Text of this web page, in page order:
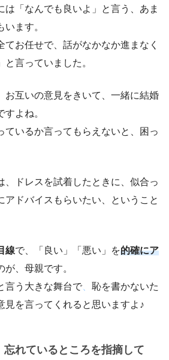
は「なんでも良いよ」と言う、あま
ます。
てお任せで、話がなかなか進まなく
言っていました。
お互いの意見をきいて、一緒に結婚
よね。
ているか言ってもらえないと、困っ
、ドレスを試着したときに、似合っ
アドバイスもらいたい、ということ
線で、「良い」「悪い」を的確にア
が、母親です。
言う大きな舞台で
恥を書かないた
見を言ってくれると思いますよ♪
忘れているところを指摘して